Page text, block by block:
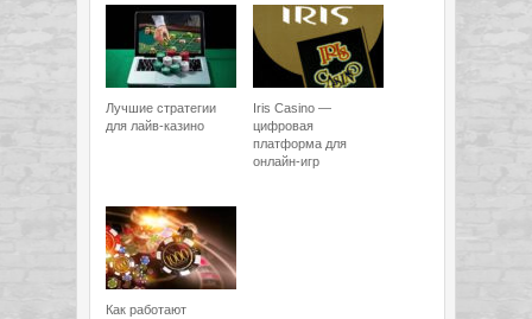
Лучшие стратегии
для лайв-казино
Iris Casino —
цифровая
платформа для
онлайн-игр
Как работают